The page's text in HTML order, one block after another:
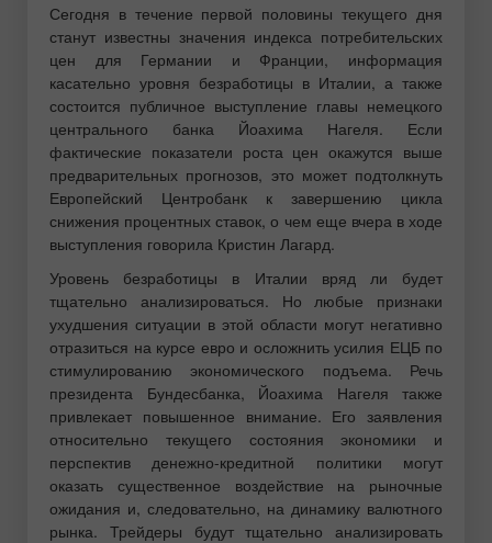
Сегодня в течение первой половины текущего дня
станут известны значения индекса потребительских
цен для Германии и Франции, информация
касательно уровня безработицы в Италии, а также
состоится публичное выступление главы немецкого
центрального банка Йоахима Нагеля. Если
фактические показатели роста цен окажутся выше
предварительных прогнозов, это может подтолкнуть
Европейский Центробанк к завершению цикла
снижения процентных ставок, о чем еще вчера в ходе
выступления говорила Кристин Лагард.
Уровень безработицы в Италии вряд ли будет
тщательно анализироваться. Но любые признаки
ухудшения ситуации в этой области могут негативно
отразиться на курсе евро и осложнить усилия ЕЦБ по
стимулированию экономического подъема. Речь
президента Бундесбанка, Йоахима Нагеля также
привлекает повышенное внимание. Его заявления
относительно текущего состояния экономики и
перспектив денежно-кредитной политики могут
оказать существенное воздействие на рыночные
ожидания и, следовательно, на динамику валютного
рынка. Трейдеры будут тщательно анализировать